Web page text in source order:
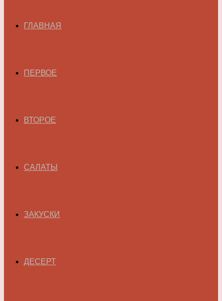
ГЛАВНАЯ
ПЕРВОЕ
ВТОРОЕ
САЛАТЫ
ЗАКУСКИ
ДЕСЕРТ